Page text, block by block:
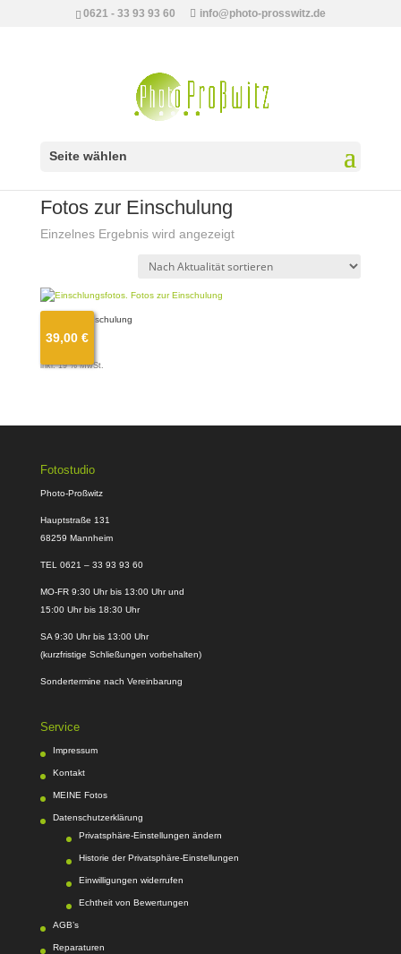
0621 - 33 93 93 60 info@photo-prosswitz.de
Seite wählen
Fotos zur Einschulung
Einzelnes Ergebnis wird angezeigt
39,00 €
Fotos zur Einschulung
39,00€
inkl. 19 % MwSt.
Fotostudio
Photo-Proßwitz
Hauptstraße 131
68259 Mannheim
TEL 0621 – 33 93 93 60
MO-FR 9:30 Uhr bis 13:00 Uhr und
15:00 Uhr bis 18:30 Uhr
SA 9:30 Uhr bis 13:00 Uhr
(kurzfristige Schließungen vorbehalten)
Sondertermine nach Vereinbarung
Service
Impressum
Kontakt
MEINE Fotos
Datenschutzerklärung
Privatsphäre-Einstellungen ändern
Historie der Privatsphäre-Einstellungen
Einwilligungen widerrufen
Echtheit von Bewertungen
AGB’s
Reparaturen